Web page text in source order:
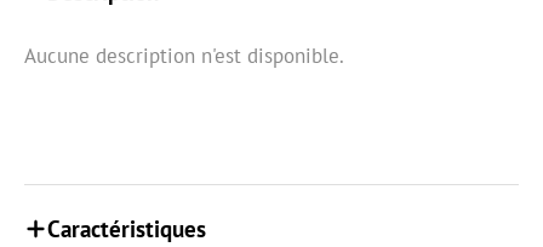
Aucune description n'est disponible.
Caractéristiques